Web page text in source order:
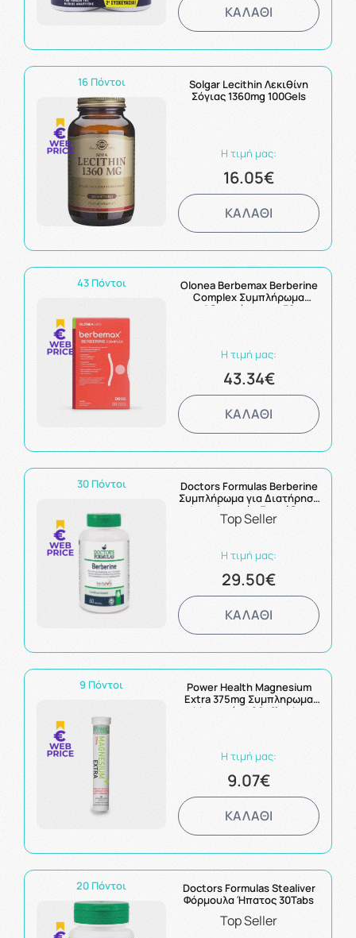
ΚΑΛΑΘΙ
16 Πόντοι
Solgar Lecithin Λεκιθίνη
Σόγιας 1360mg 100Gels
Η τιμή μας:
16.05€
ΚΑΛΑΘΙ
43 Πόντοι
Olonea Berbemax Berberine
Complex Συμπλήρωμα
Αδυνατίσματος 30
Η τιμή μας:
43.34€
ΚΑΛΑΘΙ
30 Πόντοι
Doctors Formulas Berberine
Συμπλήρωμα για Διατήρηση
Φυσιολογικών Επιπέδων
Γλυκόζης, Χοληστερόλης και
Top Seller
Η τιμή μας:
29.50€
ΚΑΛΑΘΙ
9 Πόντοι
Power Health Magnesium
Extra 375mg Συμπληρωμα
Μαγνησίου 20eff. tabs
Η τιμή μας:
9.07€
ΚΑΛΑΘΙ
20 Πόντοι
Doctors Formulas Stealiver
Φόρμουλα Ήπατος 30Tabs
Top Seller